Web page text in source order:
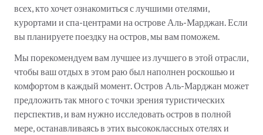
всех, кто хочет ознакомиться с лучшими отелями,
курортами и спа-центрами на острове Аль-Марджан. Если
вы планируете поездку на остров, мы вам поможем.
Мы порекомендуем вам лучшее из лучшего в этой отрасли,
чтобы ваш отдых в этом раю был наполнен роскошью и
комфортом в каждый момент. Остров Аль-Марджан может
предложить так много с точки зрения туристических
перспектив, и вам нужно исследовать остров в полной
мере, останавливаясь в этих высококлассных отелях и